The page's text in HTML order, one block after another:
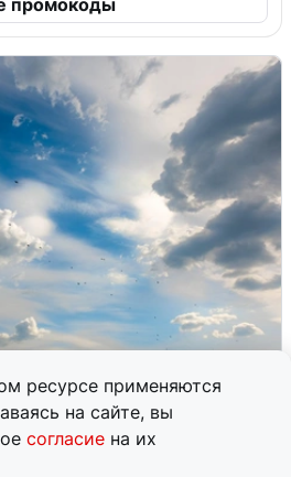
ресурсе применяются
на сайте, вы
согласие на их
промокоды
сообщения о